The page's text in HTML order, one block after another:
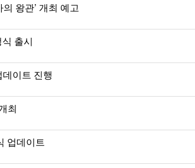
왕관’ 개최 예고
출시
이트 진행
최
업데이트